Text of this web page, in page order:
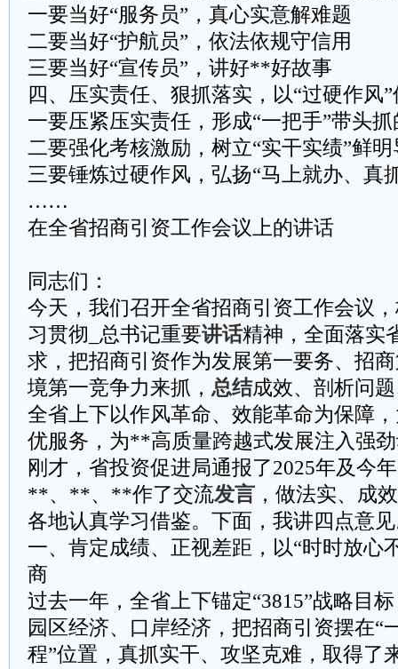
一要当好“服务员”，真心实意解难题
二要当好“护航员”，依法依规守信用
三要当好“宣传员”，讲好**好故事
四、压实责任、狠抓落实，以“过硬作风
一要压紧压实责任，形成“一把手”带头
二要强化考核激励，树立“实干实绩”鲜明
三要锤炼过硬作风，弘扬“马上就办、真
……
在全省招商引资工作会议上的讲话
同志们：
今天，我们召开全省招商引资工作会议
习贯彻_总书记重要讲话精神，全面落实
求，把招商引资作为发展第一要务、招
境第一竞争力来抓， 总结成效、剖析问
全省上下以作风革命、效能革命为保障
优服务，为**高质量跨越式发展注入强
刚才，省投资促进局通报了2025年及今
**、**、**作了交流发言 ，做法实、成
各地认真学习借鉴。下面，我讲四点意
一、肯定成绩、正视差距，以“时时放心
商
过去一年，全省上下锚定“3815”战略目
园区经济、口岸经济，把招商引资摆在“
程”位置，真抓实干、攻坚克难，取得了